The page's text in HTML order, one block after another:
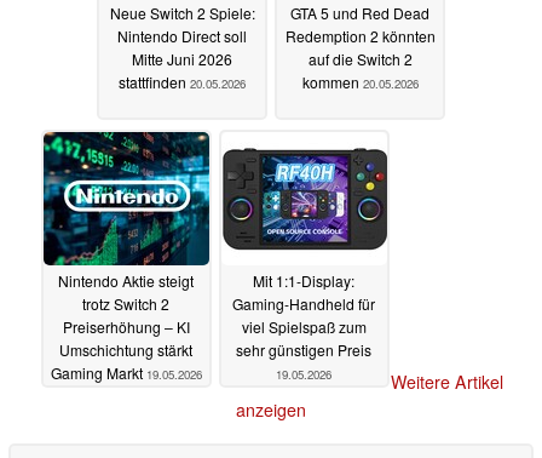
Neue Switch 2 Spiele:
Nintendo Direct soll
Mitte Juni 2026
stattfinden 20.05.2026
GTA 5 und Red Dead
Redemption 2 könnten
auf die Switch 2
kommen 20.05.2026
Nintendo Aktie steigt
trotz Switch 2
Preiserhöhung – KI
Umschichtung stärkt
Gaming Markt 19.05.2026
Mit 1:1-Display:
Gaming-Handheld für
viel Spielspaß zum
sehr günstigen Preis
19.05.2026
Weitere Artikel
anzeigen